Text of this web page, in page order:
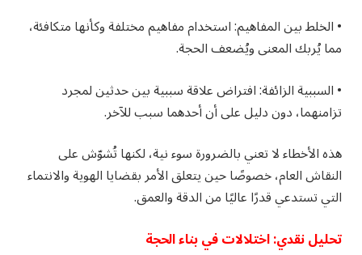
• الخلط بين المفاهيم: استخدام مفاهيم مختلفة وكأنها متكافئة،
مما يُربك المعنى ويُضعف الحجة.
• السببية الزائفة: افتراض علاقة سببية بين حدثين لمجرد
تزامنهما، دون دليل على أن أحدهما سبب للآخر.
هذه الأخطاء لا تعني بالضرورة سوء نية، لكنها تُشوّش على
النقاش العام، خصوصًا حين يتعلق الأمر بقضايا الهوية والانتماء
التي تستدعي قدرًا عاليًا من الدقة والعمق.
تحليل نقدي: اختلالات في بناء الحجة